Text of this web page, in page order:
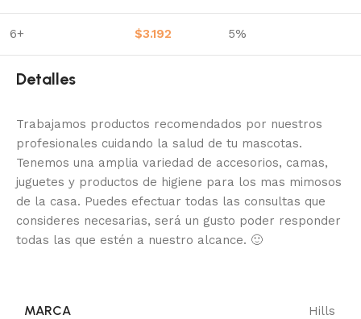
6+ $3.192 5%
Detalles
Trabajamos productos recomendados por nuestros
profesionales cuidando la salud de tu mascotas.
Tenemos una amplia variedad de accesorios, camas,
juguetes y productos de higiene para los mas mimosos
de la casa. Puedes efectuar todas las consultas que
consideres necesarias, será un gusto poder responder
todas las que estén a nuestro alcance. 🙂
MARCA Hills